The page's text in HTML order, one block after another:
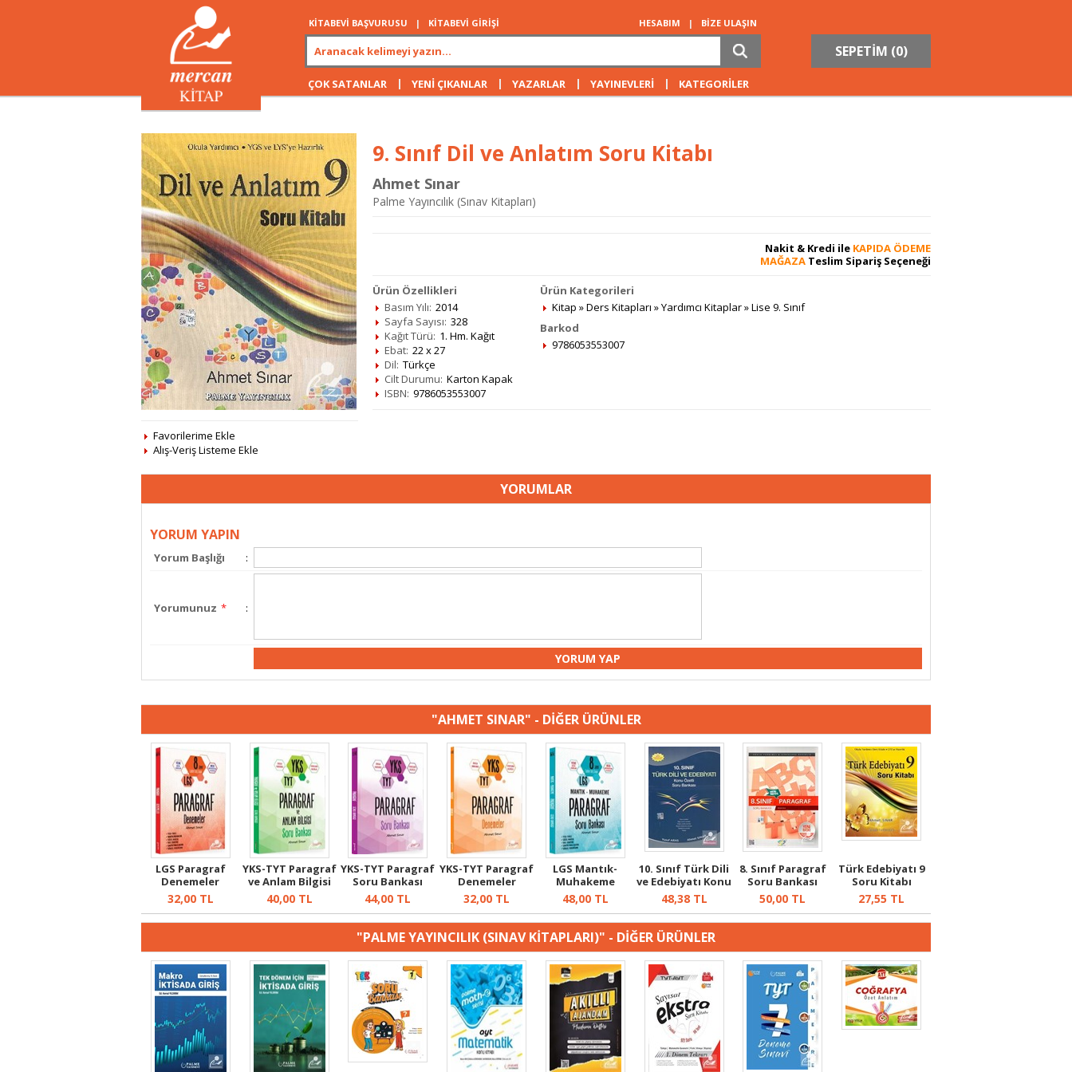
KİTABEVİ BAŞVURUSU | KİTABEVİ GİRİŞİ HESABIM | BİZE ULAŞIN
SEPETİM (0)
ÇOK SATANLAR | YENİ ÇIKANLAR | YAZARLAR | YAYINEVLERİ | KATEGORİLER
Favorilerime Ekle
Alış-Veriş Listeme Ekle
9. Sınıf Dil ve Anlatım Soru Kitabı
Ahmet Sınar
Palme Yayıncılık (Sınav Kitapları)
Nakit & Kredi ile KAPIDA ÖDEME
MAĞAZA Teslim Sipariş Seçeneği
Ürün Özellikleri
Basım Yılı: 2014
Sayfa Sayısı: 328
Kağıt Türü: 1. Hm. Kağıt
Ebat: 22 x 27
Dil: Türkçe
Cilt Durumu: Karton Kapak
ISBN: 9786053553007
Ürün Kategorileri
Kitap »Ders Kitapları »Yardımcı Kitaplar»Lise 9. Sınıf
Barkod
9786053553007
YORUMLAR
YORUM YAPIN
Yorum Başlığı :
Yorumunuz * :
"AHMET SINAR" - DİĞER ÜRÜNLER
LGS Paragraf
Denemeler
32,00TL
YKS-TYT Paragraf
ve Anlam Bilgisi
Soru B...
40,00TL
YKS-TYT Paragraf
Soru Bankası
44,00 TL
YKS-TYT Paragraf
Denemeler
32,00 TL
LGS Mantık-
Muhakeme
Paragraf Soru
Bankas...
48,00TL
10. Sınıf Türk Dili
ve Edebiyatı Konu
Öz...
48,38TL
8. Sınıf Paragraf
Soru Bankası
50,00 TL
Türk Edebiyatı 9
Soru Kitabı
27,55 TL
"PALME YAYINCILIK (SINAV KİTAPLARI)" - DİĞER ÜRÜNLER